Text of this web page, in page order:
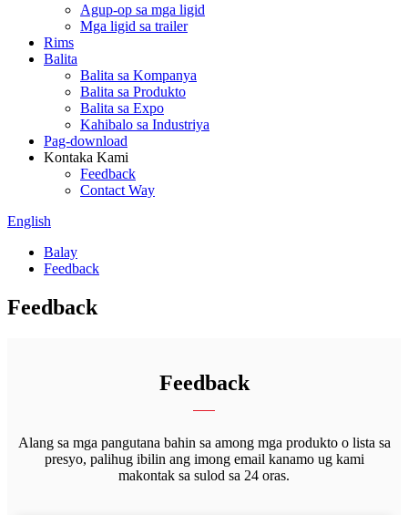
Agup-op sa mga ligid
Mga ligid sa trailer
Rims
Balita
Balita sa Kompanya
Balita sa Produkto
Balita sa Expo
Kahibalo sa Industriya
Pag-download
Kontaka Kami
Feedback
Contact Way
English
Balay
Feedback
Feedback
Feedback
Alang sa mga pangutana bahin sa among mga produkto o lista sa
presyo, palihug ibilin ang imong email kanamo ug kami
makontak sa sulod sa 24 oras.